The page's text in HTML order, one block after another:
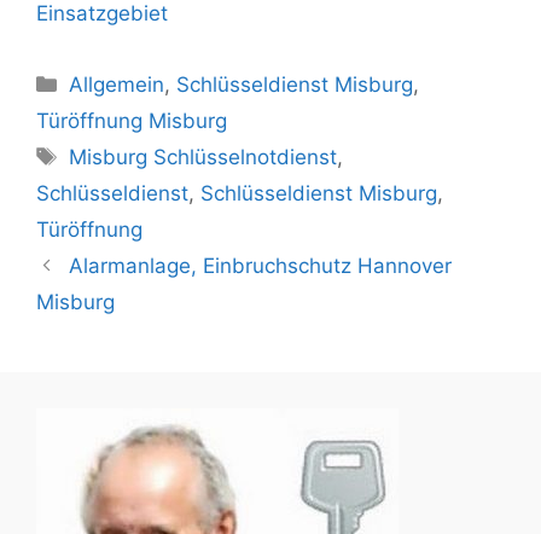
Einsatzgebiet
K
a
e
g
o
r
i
Allgemein, Schlüsseldienst Misburg,
Türöffnung Misburg
S
c
l
a
g
Misburg Schlüsselnotdienst,
Schlüsseldienst, Schlüsseldienst Misburg,
Türöffnung
Alarmanlage, Einbruchschutz Hannover
Misburg